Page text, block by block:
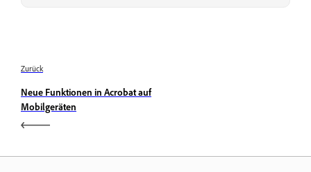
Zurück
Neue Funktionen in Acrobat auf
Mobilgeräten